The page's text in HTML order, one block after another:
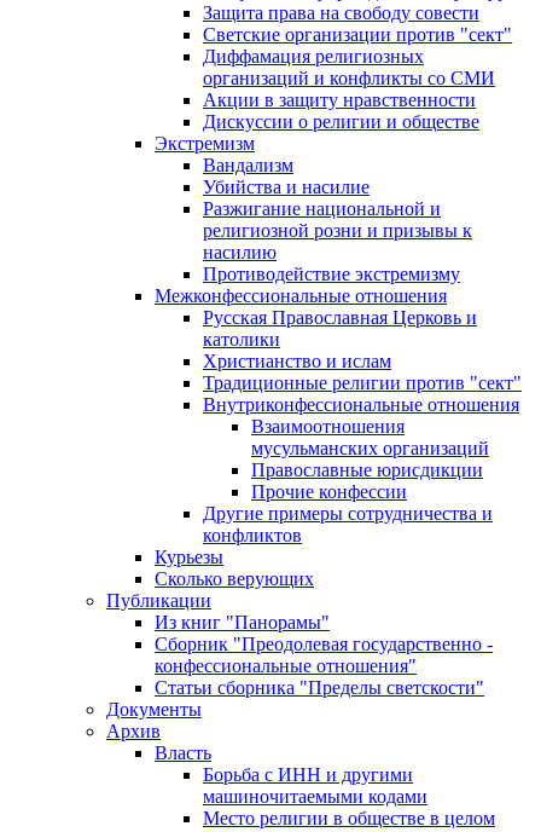
Защита права на свободу совести
Светские организации против "сект"
Диффамация религиозных
организаций и конфликты со СМИ
Акции в защиту нравственности
Дискуссии о религии и обществе
Экстремизм
Вандализм
Убийства и насилие
Разжигание национальной и
религиозной розни и призывы к
насилию
Противодействие экстремизму
Межконфессиональные отношения
Русская Православная Церковь и
католики
Христианство и ислам
Традиционные религии против "сект"
Внутриконфессиональные отношения
Взаимоотношения
мусульманских организаций
Православные юрисдикции
Прочие конфессии
Другие примеры сотрудничества и
конфликтов
Курьезы
Сколько верующих
Публикации
Из книг "Панорамы"
Сборник "Преодолевая государственно -
конфессиональные отношения"
Статьи сборника "Пределы светскости"
Документы
Архив
Власть
Борьба с ИНН и другими
машиночитаемыми кодами
Место религии в обществе в целом